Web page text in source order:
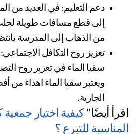
من الذهاب إلى المدرسة بانتظام.
الجارية.
أيضًا"
للتبرع ؟